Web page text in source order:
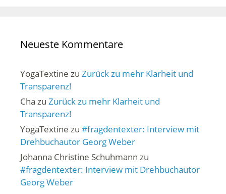
Neueste Kommentare
YogaTextine zu Zurück zu mehr Klarheit und
Transparenz!
Cha zu Zurück zu mehr Klarheit und
Transparenz!
YogaTextine zu #fragdentexter: Interview mit
Drehbuchautor Georg Weber
Johanna Christine Schuhmann zu
#fragdentexter: Interview mit Drehbuchautor
Georg Weber